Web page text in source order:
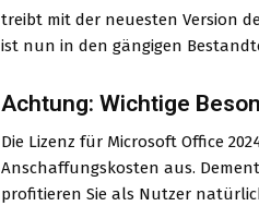
treibt mit der neuesten Version
ist nun in den gängigen
Achtung: Wichtige
Die Lizenz für Microsoft Office
Anschaffungskosten aus.
profitieren Sie als Nutzer